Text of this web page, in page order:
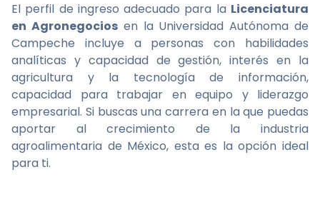
El perfil de ingreso adecuado para la Licenciatura
en Agronegociosen la Universidad Autónoma de
Campeche incluye a personas con habilidades
analíticas y capacidad de gestión, interés en la
agricultura y la tecnología de información,
capacidad para trabajar en equipo y liderazgo
empresarial. Si buscas una carrera en la que puedas
aportar al crecimiento de la industria
agroalimentaria de México, esta es la opción ideal
para ti.